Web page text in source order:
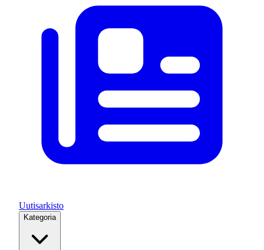
Uutisarkisto
Kategoria